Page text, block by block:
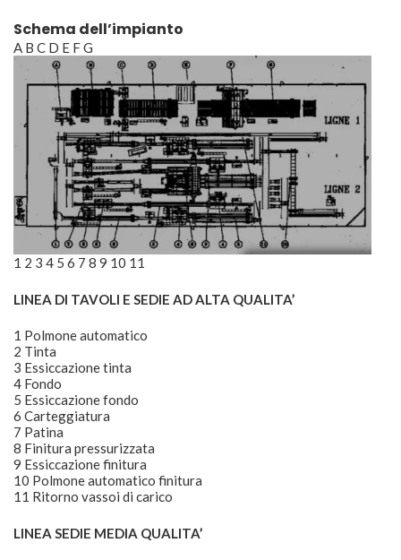
Schema dell’impianto
A B C D E F G
1 2 3 4 5 6 7 8 9 10 11
LINEA DI TAVOLI E SEDIE AD ALTA QUALITA’
1 Polmone automatico
2 Tinta
3 Essiccazione tinta
4 Fondo
5 Essiccazione fondo
6 Carteggiatura
7 Patina
8 Finitura pressurizzata
9 Essiccazione finitura
10 Polmone automatico finitura
11 Ritorno vassoi di carico
LINEA SEDIE MEDIA QUALITA’